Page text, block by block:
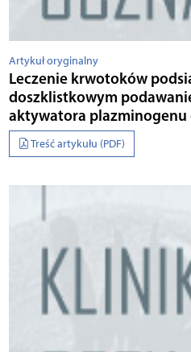
Artykuł oryginalny
Leczenie krwotoków
doszklistkowym
aktywatora plazminogenu
Treść artykułu (PDF)